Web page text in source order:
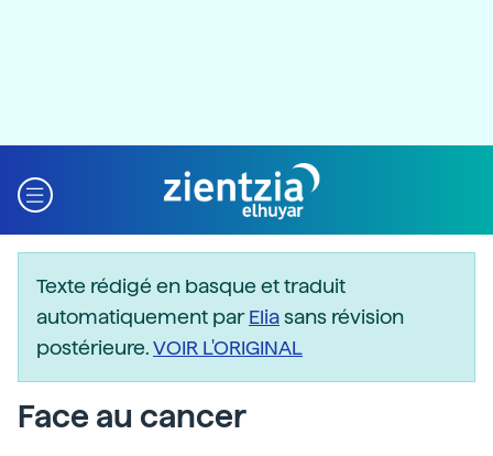
Texte rédigé en basque et traduit
automatiquement parEliasans révision
postérieure.VOIR L'ORIGINAL
Face au cancer